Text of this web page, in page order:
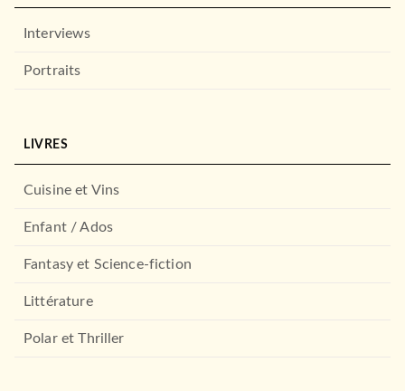
Interviews
Portraits
LIVRES
Cuisine et Vins
Enfant / Ados
Fantasy et Science-fiction
Littérature
Polar et Thriller